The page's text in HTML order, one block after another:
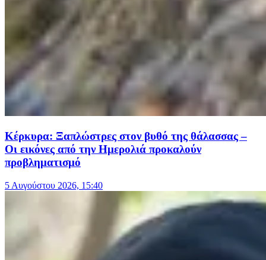
Κέρκυρα: Ξαπλώστρες στον βυθό της θάλασσας –
Οι εικόνες από την Ημερολιά προκαλούν
προβληματισμό
5 Αυγούστου 2026, 15:40